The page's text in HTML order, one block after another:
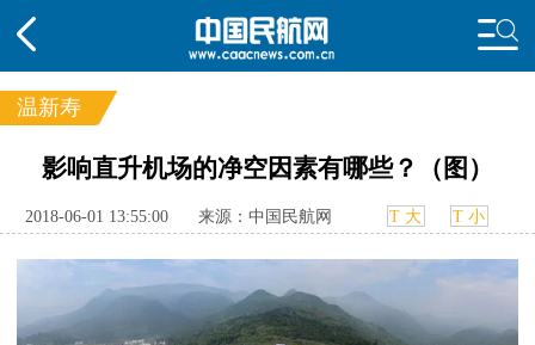
频道
国内 国际
行业
温新寿
影响直升机场的净空因素有哪些？（图）
2018-06-01 13:55:00 来源：中国民航网 T 大 T 小